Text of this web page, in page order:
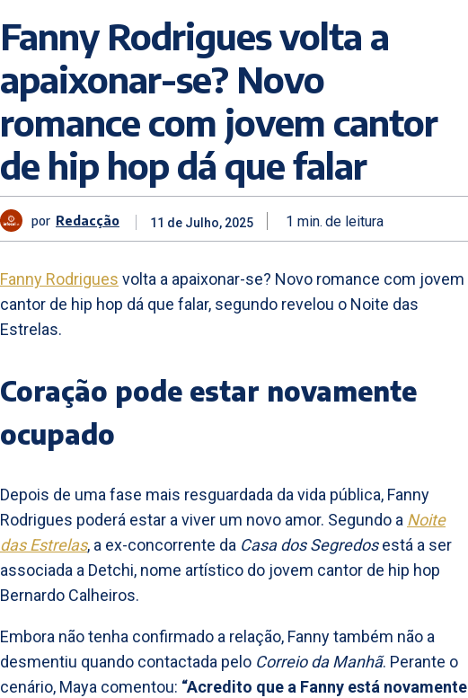
Fanny Rodrigues volta a
apaixonar-se? Novo
romance com jovem cantor
de hip hop dá que falar
por Redacção 11 de Julho, 2025 1 min. de leitura
Fanny Rodrigues volta a apaixonar-se? Novo romance com jovem
cantor de hip hop dá que falar, segundo revelou o Noite das
Estrelas.
Coração pode estar novamente
ocupado
Depois de uma fase mais resguardada da vida pública, Fanny
Rodrigues poderá estar a viver um novo amor. Segundo a Noite
das Estrelas, a ex-concorrente da Casa dos Segredosestá a ser
associada a Detchi, nome artístico do jovem cantor de hip hop
Bernardo Calheiros.
Embora não tenha confirmado a relação, Fanny também não a
desmentiu quando contactada pelo Correio da Manhã. Perante o
cenário, Maya comentou: “Acredito que a Fanny está novamente